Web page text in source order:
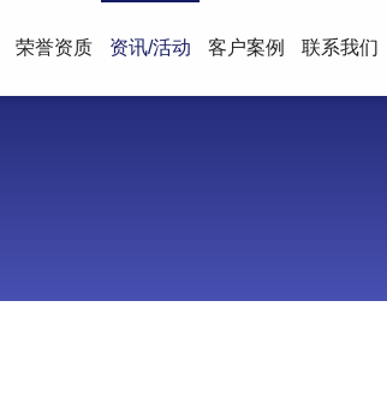
荣誉资质 资讯/活动 客户案例 联系我们